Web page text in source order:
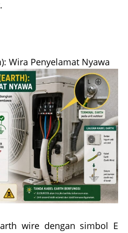
Wira Penyelamat Nyawa
wire dengan simbol E